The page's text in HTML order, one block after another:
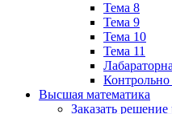
Тема 8
Тема 9
Тема 10
Тема 11
Контрольно
Высшая математика
Заказать